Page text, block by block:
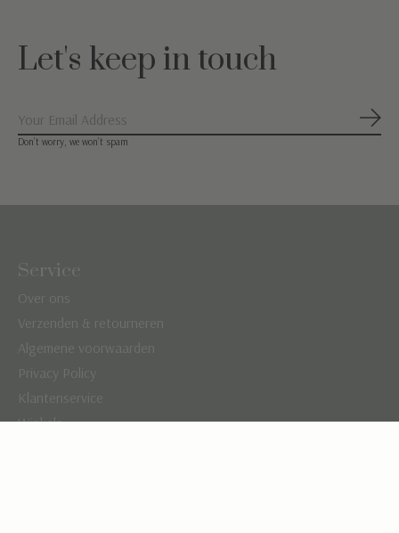
Let's keep in touch
Don’t worry, we won’t spam
Service
Over ons
Verzenden & retourneren
Algemene voorwaarden
Privacy Policy
Klantenservice
Winkels